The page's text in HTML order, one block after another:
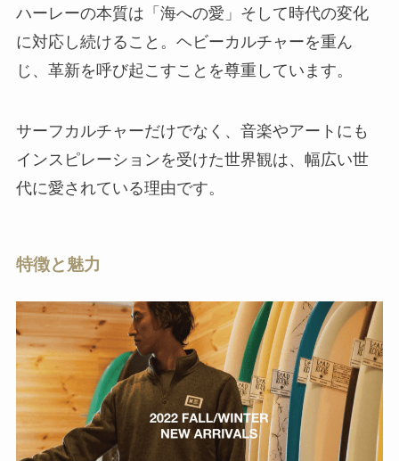
ハーレーの本質は「海への愛」そして時代の変化
に対応し続けること。ヘビーカルチャーを重ん
じ、革新を呼び起こすことを尊重しています。
サーフカルチャーだけでなく、音楽やアートにも
インスピレーションを受けた世界観は、幅広い世
代に愛されている理由です。
特徴と魅力